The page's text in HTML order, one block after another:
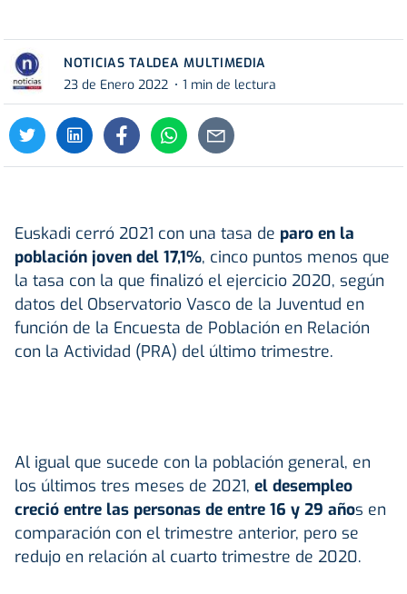
NOTICIAS TALDEA MULTIMEDIA
23 de Enero 2022
1 min de lectura
Euskadi cerró 2021 con una tasa de paro en la
población joven del 17,1%, cinco puntos menos que
la tasa con la que finalizó el ejercicio 2020, según
datos del Observatorio Vasco de la Juventud en
función de la Encuesta de Población en Relación
con la Actividad (PRA) del último trimestre.
Al igual que sucede con la población general, en
los últimos tres meses de 2021, el desempleo
creció entre las personas de entre 16 y 29 años en
comparación con el trimestre anterior, pero se
redujo en relación al cuarto trimestre de 2020.